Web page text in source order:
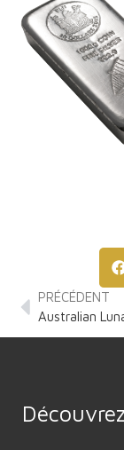
PRÉCÉDENT